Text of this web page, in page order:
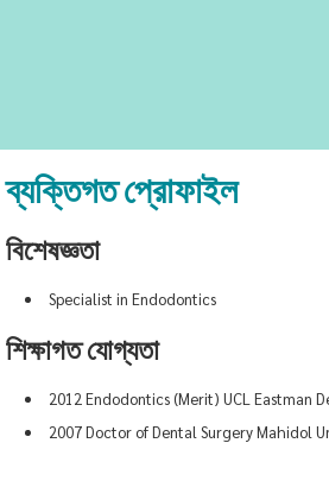
ব্যক্তিগত প্রোফাইল
বিশেষজ্ঞতা
Specialist in Endodontics
শিক্ষাগত যোগ্যতা
2012 Endodontics (Merit) UCL Eastman
2007 Doctor of Dental Surgery Mahidol